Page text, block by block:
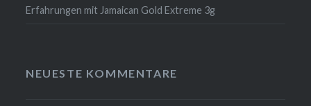
Erfahrungen mit Jamaican Gold Extreme 3g
NEUESTE KOMMENTARE